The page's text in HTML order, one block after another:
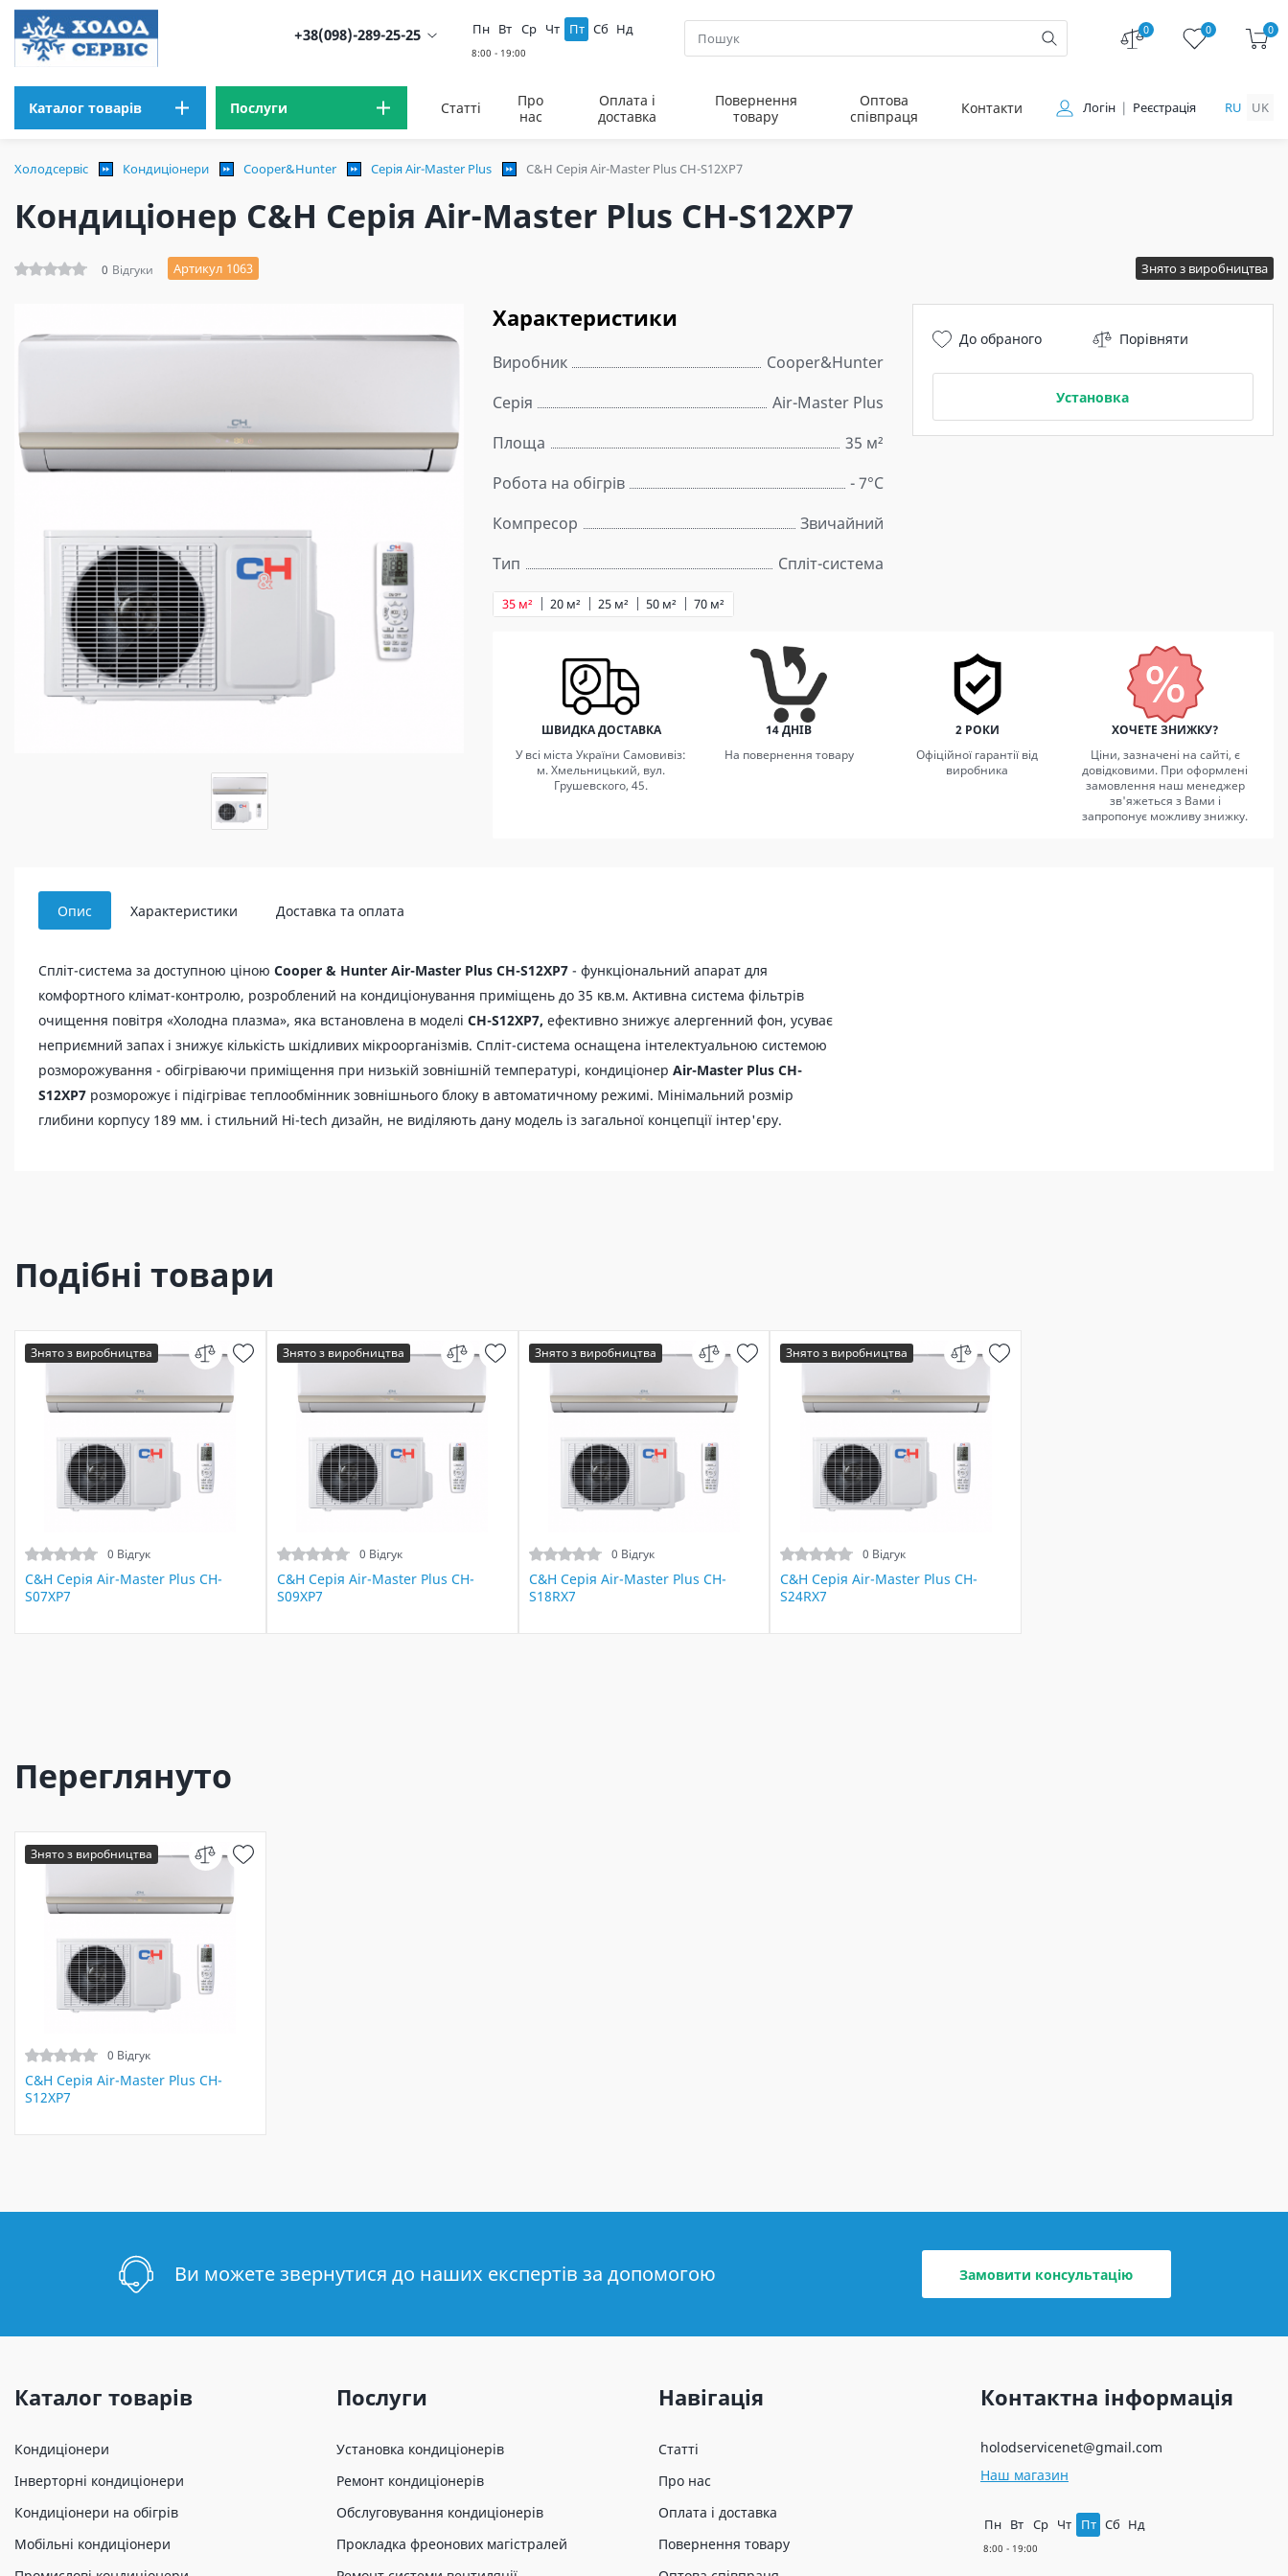
+38(098)-289-25-25 Пн Вт Ср Чт Пт Сб Нд 0 0 0
Каталог товарів Послуги Статті
Про
нас
Оплата і
доставка
Повернення
товару
Оптова
співпраця
Контакти Логін Реєстрація RU UK
Холодсервіс Кондиціонери Cooper&Hunter Серія Air-Master Plus C&H Серія Air-Master Plus CH-S12XP7
Кондиціонер C&H Серія Air-Master Plus CH-S12XP7
0 Відгуки Артикул 1063 Знято з виробництва
Характеристики
Виробник
Cooper&Hunter
Серія
Air-Master Plus
Площа
35 м²
Робота на обігрів
- 7°C
Компресор
Звичайний
Тип
Спліт-система
20 м² 25 м²
35 м² 50 м² 70 м²
До обраного Порівняти
Установка
ШВИДКА ДОСТАВКА
У всі міста України Самовивіз:
м. Хмельницький, вул.
Грушевского, 45.
14 ДНІВ
На повернення товару
2 РОКИ
Офіційної гарантії від
виробника
ХОЧЕТЕ ЗНИЖКУ?
Ціни, зазначені на сайті, є
довідковими. При оформлені
замовлення наш менеджер
зв'яжеться з Вами і
запропонує можливу знижку.
Опис Характеристики Доставка та оплата
Спліт-система за доступною ціною Cooper & Hunter Air-Master Plus CH-S12XP7 - функціональний апарат для
комфортного клімат-контролю, розроблений на кондиціонування приміщень до 35 кв.м. Активна система фільтрів
очищення повітря «Холодна плазма», яка встановлена в моделі CH-S12XP7, ефективно знижує алергенний фон, усуває
неприємний запах і знижує кількість шкідливих мікроорганізмів. Спліт-система оснащена інтелектуальною системою
розморожування - обігріваючи приміщення при низькій зовнішній температурі, кондиціонер Air-Master Plus CH-
S12XP7 розморожує і підігріває теплообмінник зовнішнього блоку в автоматичному режимі. Мінімальний розмір
глибини корпусу 189 мм. і стильний Hi-tech дизайн, не виділяють дану модель із загальної концепції інтер'єру.
Подібні товари
Знято з виробництва
0 Відгук
C&H Серія Air-Master Plus CH-
S07XP7
Знято з виробництва
0 Відгук
C&H Серія Air-Master Plus CH-
S09XP7
Знято з виробництва
0 Відгук
C&H Серія Air-Master Plus CH-
S18RX7
Знято з виробництва
0 Відгук
C&H Серія Air-Master Plus CH-
S24RX7
Переглянуто
Знято з виробництва
0 Відгук
C&H Серія Air-Master Plus CH-
S12XP7
Ви можете звернутися до наших експертів за допомогою Замовити консультацію
Каталог товарів
Кондиціонери
Інверторні кондиціонери
Кондиціонери на обігрів
Мобільні кондиціонери
Послуги
Установка кондиціонерів
Ремонт кондиціонерів
Обслуговування кондиціонерів
Прокладка фреонових магістралей
Навігація
Статті
Про нас
Оплата і доставка
Повернення товару
Контактна інформація
holodservicenet@gmail.com
Наш магазин
Пн Вт Ср Чт Пт Сб Нд